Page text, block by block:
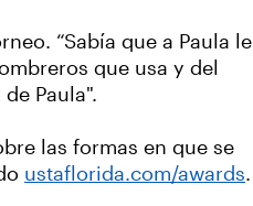
“Sabía que a Paula le
que usa y del
Paula".
las formas en que se
ustaflorida.com/awards.